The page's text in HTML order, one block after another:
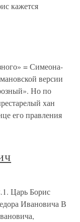
кажется
= Симеона-
версии
Но по
хан
его правления
Царь Борис
Ивановича В